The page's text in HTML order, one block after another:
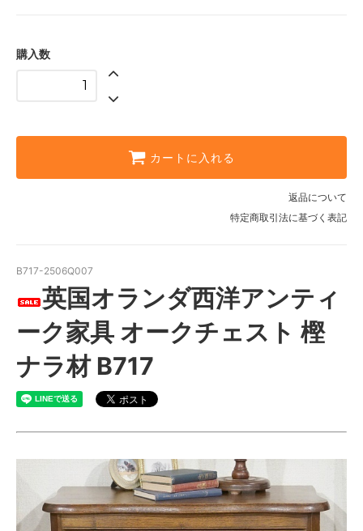
購入数
カートに入れる
返品について
特定商取引法に基づく表記
B717-2506Q007
英国オランダ西洋アンティ
ーク家具 オークチェスト 樫
ナラ材 B717